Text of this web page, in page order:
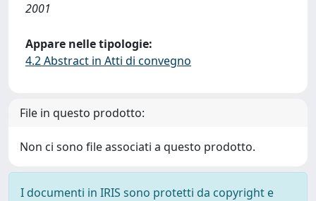
2001
Appare nelle tipologie:
4.2 Abstract in Atti di convegno
File in questo prodotto:
Non ci sono file associati a questo prodotto.
I documenti in IRIS sono protetti da copyright e